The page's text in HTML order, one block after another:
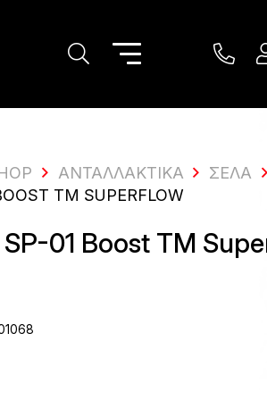
ΑΝΤΑΛΛΑΚΤΙΚΆ
ΣΈΛΑ
TM SUPERFLOW
SP-01 Boost TM